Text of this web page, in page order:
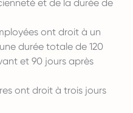
et de la durée de
ont droit à un
durée totale de 120
et 90 jours après
ont droit à trois jours